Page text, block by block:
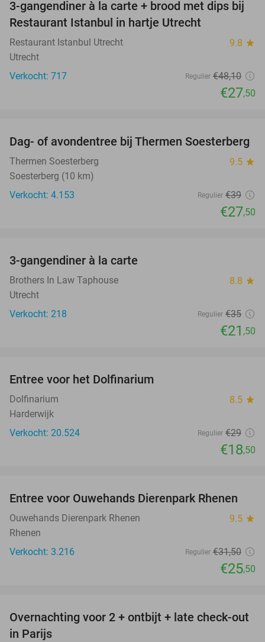
43%
3-gangendiner à la carte + brood met dips bij
Restaurant Istanbul in hartje Utrecht
Restaurant Istanbul Utrecht 9.8 star
Utrecht
Verkocht: 717
Regulier €48,10
€27,50
29%
Dag- of avondentree bij Thermen Soesterberg
Thermen Soesterberg 9.5 star
Soesterberg (10 km)
Verkocht: 4.153
Regulier €39
€27,50
3-gangendiner à la carte
Brothers In Law Taphouse 8.8 star
Utrecht
Verkocht: 218
Regulier €35
€21 ,50
Entree voor het Dolfinarium
Dolfinarium 8.5 star
Harderwijk
Verkocht: 20.524
Regulier €29
€18,50
19%
Entree voor Ouwehands Dierenpark Rhenen
Ouwehands Dierenpark Rhenen 9.5 star
Rhenen
Verkocht: 3.216
Regulier €31,50
€25,50
62%
Overnachting voor 2 + ontbijt + late check-out
in Parijs